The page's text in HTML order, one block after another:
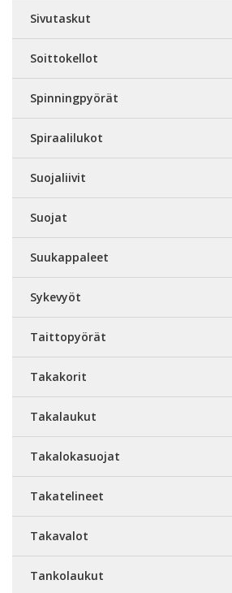
Sivutaskut
Soittokellot
Spinningpyörät
Spiraalilukot
Suojaliivit
Suojat
Suukappaleet
Sykevyöt
Taittopyörät
Takakorit
Takalaukut
Takalokasuojat
Takatelineet
Takavalot
Tankolaukut